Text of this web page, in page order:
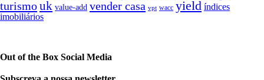
turismouk value-add vender casa vpt wacc yield índices
imobiliários
Out of the Box Social Media